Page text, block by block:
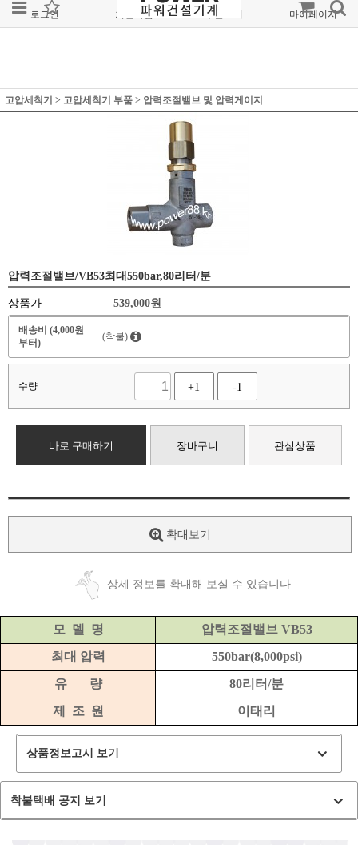
로그인 회원가입 주문조회 마이페이지
고압세척기 > 고압세척기 부품 > 압력조절밸브 및 압력게이지
압력조절밸브/VB53최대550bar,80리터/분
상품가 539,000원
배송비 (4,000원
부터)
(착불)
수량 +1 -1
바로 구매하기 장바구니 관심상품
확대보기
상세 정보를 확대해 보실 수 있습니다
모 델 명
압력조절밸브 VB53
최대 압력
550bar(8,000psi)
유
량
80리터/분
제
조 원 이태리
상품정보고시 보기
착불택배 공지 보기